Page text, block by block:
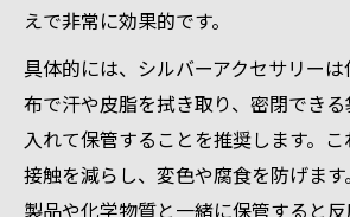
信頼できる店舗選びで貴金
売却前後で役立つシルバー
事項
シルバー買取の前に実践すべき
シルバー買取前に実践した
取り法
えで非常に効果的です。
具体的には、シルバーアクセサリー
布で汗や皮脂を拭き取り、密閉でき
入れて保管することを推奨します。
接触を減らし、変色や腐食を防げま
製品や化学物質と一緒に保管すると